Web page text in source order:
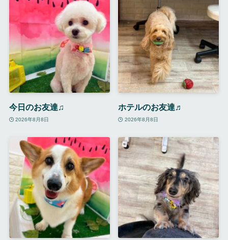
今日のお友達♫
2026年8月8日
ホテルのお友達♬
2026年8月8日